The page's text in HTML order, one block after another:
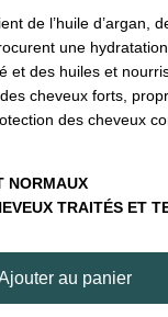
de l’huile d’argan,
une
et des huiles et
cheveux forts,
des cheveux
NORMAUX
TRAITÉS ET
au panier